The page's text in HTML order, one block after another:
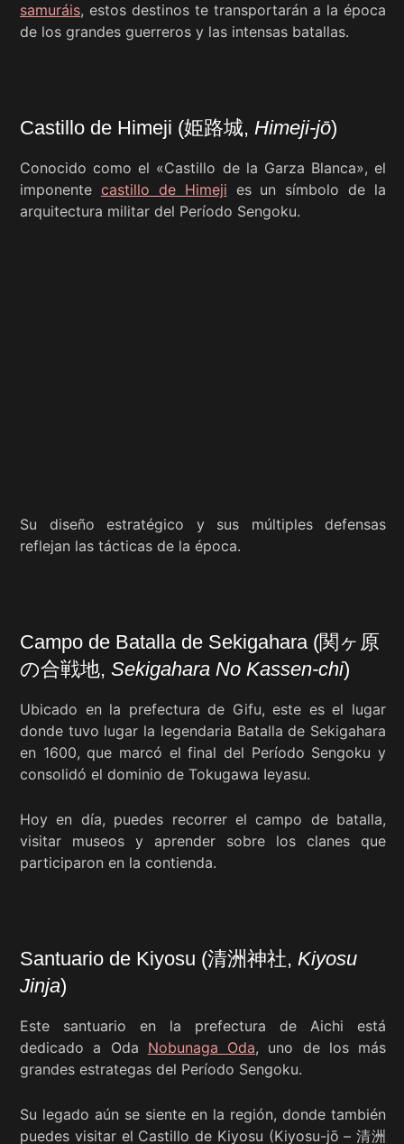
samuráis, estos destinos te transportarán a la época
de los grandes guerreros y las intensas batallas.
Castillo de Himeji (姫路城, Himeji-jō)
Conocido como el «Castillo de la Garza Blanca», el
imponente castillo de Himeji es un símbolo de la
arquitectura militar del Período Sengoku.
Su diseño estratégico y sus múltiples defensas
reflejan las tácticas de la época.
Campo de Batalla de Sekigahara (関ヶ原
の合戦地, Sekigahara No Kassen-chi)
Ubicado en la prefectura de Gifu, este es el lugar
donde tuvo lugar la legendaria Batalla de Sekigahara
en 1600, que marcó el final del Período Sengoku y
consolidó el dominio de Tokugawa Ieyasu.
Hoy en día, puedes recorrer el campo de batalla,
visitar museos y aprender sobre los clanes que
participaron en la contienda.
Santuario de Kiyosu (清洲神社, Kiyosu
Jinja)
Este santuario en la prefectura de Aichi está
dedicado a Oda Nobunaga Oda, uno de los más
grandes estrategas del Período Sengoku.
Su legado aún se siente en la región, donde también
puedes visitar el Castillo de Kiyosu (Kiyosu-jō – 清洲